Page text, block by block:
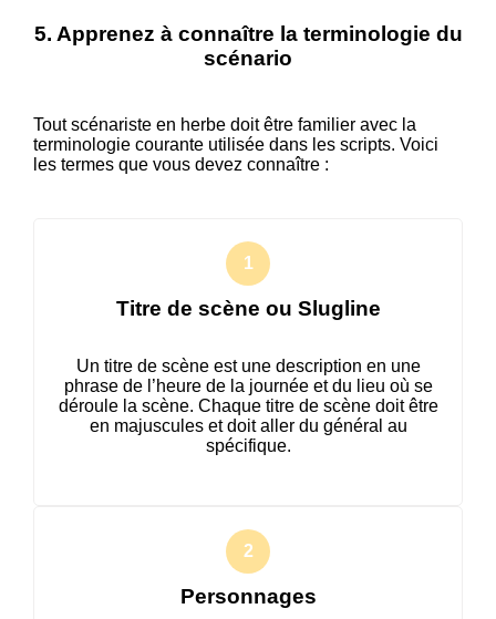
5. Apprenez à connaître la terminologie du
scénario
Tout scénariste en herbe doit être familier avec la
terminologie courante utilisée dans les scripts. Voici
les termes que vous devez connaître :
Titre de scène ou Slugline
Un titre de scène est une description en une
phrase de l’heure de la journée et du lieu où se
déroule la scène. Chaque titre de scène doit être
en majuscules et doit aller du général au
spécifique.
Personnages